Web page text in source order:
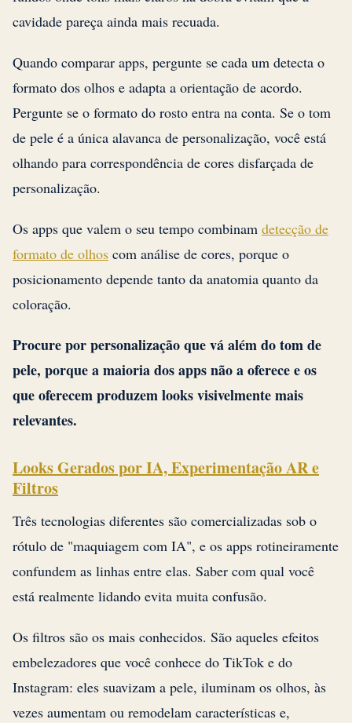
cavidade pareça ainda mais recuada.
Quando comparar apps, pergunte se cada um detecta o
formato dos olhos e adapta a orientação de acordo.
Pergunte se o formato do rosto entra na conta. Se o tom
de pele é a única alavanca de personalização, você está
olhando para correspondência de cores disfarçada de
personalização.
Os apps que valem o seu tempo combinam detecção de
formato de olhos com análise de cores, porque o
posicionamento depende tanto da anatomia quanto da
coloração.
Procure por personalização que vá além do tom de
pele, porque a maioria dos apps não a oferece e os
que oferecem produzem looks visivelmente mais
relevantes.
Looks Gerados por IA, Experimentação AR e
Filtros
Três tecnologias diferentes são comercializadas sob o
rótulo de "maquiagem com IA", e os apps rotineiramente
confundem as linhas entre elas. Saber com qual você
está realmente lidando evita muita confusão.
Os filtros são os mais conhecidos. São aqueles efeitos
embelezadores que você conhece do TikTok e do
Instagram: eles suavizam a pele, iluminam os olhos, às
vezes aumentam ou remodelam características e,